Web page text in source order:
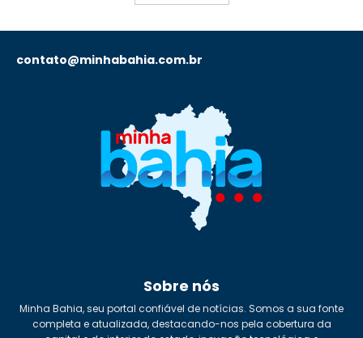
contato@minhabahia.com.br
Sobre nós
Minha Bahia, seu portal confiável de notícias. Somos a sua fonte
completa e atualizada, destacando-nos pela cobertura da